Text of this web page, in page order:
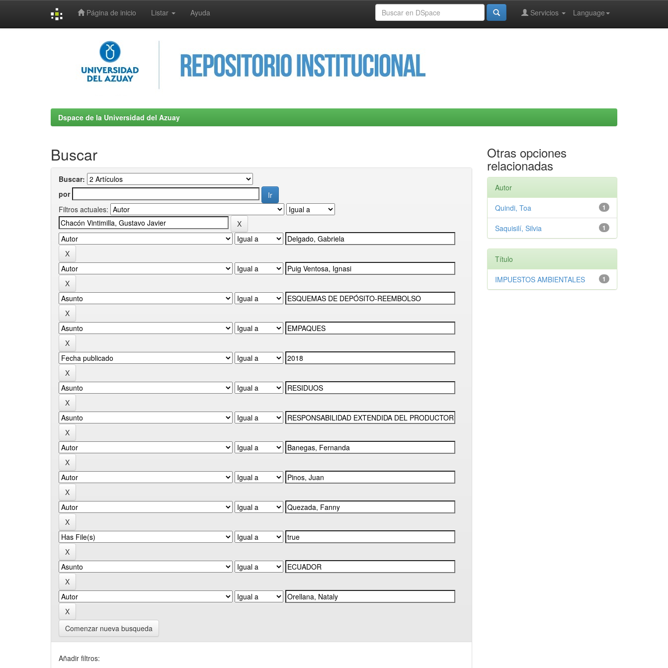
Página de inicio Listar Ayuda Language
Servicios
Dspace de la Universidad del Azuay
Buscar
Buscar:
por
Filtros actuales:
Comenzar nueva busqueda
Añadir filtros:
Otras opciones
relacionadas
Autor
1
Quindi, Toa
1
Saquisilí, Silvia
Título
1
IMPUESTOS AMBIENTALES